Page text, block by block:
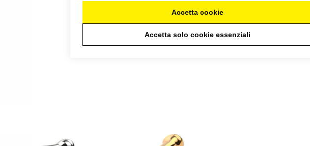
Accetta cookie
Accetta solo cookie essenziali